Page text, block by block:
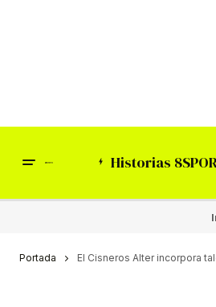
Historias
Portada El Cisneros Alter incorpora